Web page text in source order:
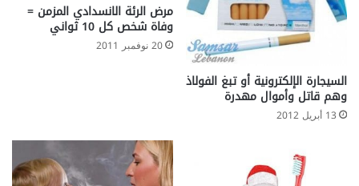
السيجارة الإلكترونية أو تبغ الفولاذ
وهم قاتل وأموال مهدرة
13 أبريل 2012
مرض الرئة الانسدادي المزمن =
وفاة شخص كل 10 ثواني
20 نوفمبر 2011